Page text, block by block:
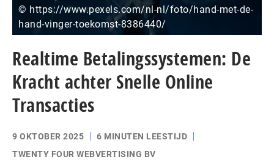
© https://www.pexels.com/nl-nl/foto/hand-met-de-
hand-vinger-toekomst-8386440/
Realtime Betalingssystemen: De
Kracht achter Snelle Online
Transacties
9 OKTOBER 2025
6 MINUTEN LEESTIJD
TWENTY FOUR WEBVERTISING BV